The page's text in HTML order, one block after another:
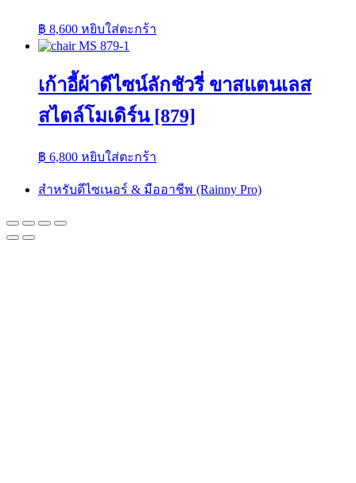
฿ 8,600 หยิบใส่ตะกร้า
เก้าอี้ผ้าดีไซน์ลักชัวรี่ ขาสแตนเลส
สไตล์โมเดิร์น [879]
฿ 6,800 หยิบใส่ตะกร้า
สำหรับดีไซเนอร์ & มืออาชีพ (Rainny Pro)